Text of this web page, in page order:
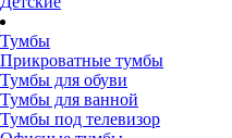
Тумбы
Прикроватные тумбы
Тумбы для обуви
Тумбы для ванной
Тумбы под телевизор